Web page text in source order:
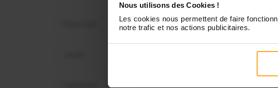
Nous utilisons des Cookies !
Les cookies nous permettent de faire
notre trafic et nos actions publicitaires.
Vous souhaitez
disponibilités de